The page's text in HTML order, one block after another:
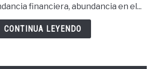
financiera, abundancia en el...
CONTINUA LEYENDO